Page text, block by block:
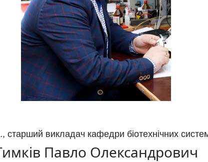
старший викладач кафедри біотехнічних
Павло Олександрович